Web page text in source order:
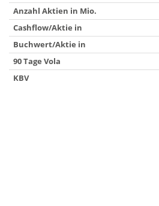
Anzahl Aktien in Mio.
Cashflow/Aktie in
Buchwert/Aktie in
90 Tage Vola
KBV